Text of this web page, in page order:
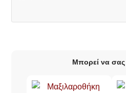
Μπορεί να